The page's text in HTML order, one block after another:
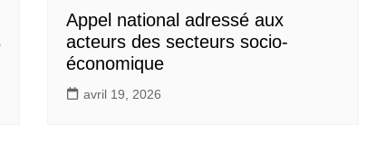
Appel national adressé aux
acteurs des secteurs socio-
économique
avril 19, 2026